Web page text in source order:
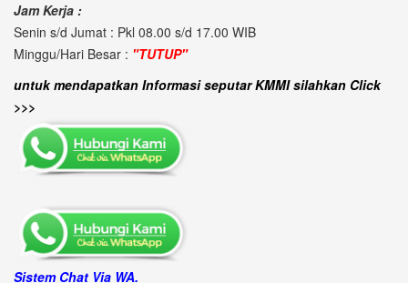
Jam Kerja :
Senin s/d Jumat : Pkl 08.00 s/d 17.00 WIB
Minggu/Hari Besar : "TUTUP"
untuk mendapatkan Informasi seputar KMMI silahkan Click
>>>
Sistem Chat Via WA.